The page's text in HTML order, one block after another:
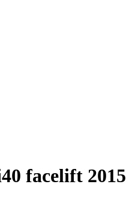
facelift 2015